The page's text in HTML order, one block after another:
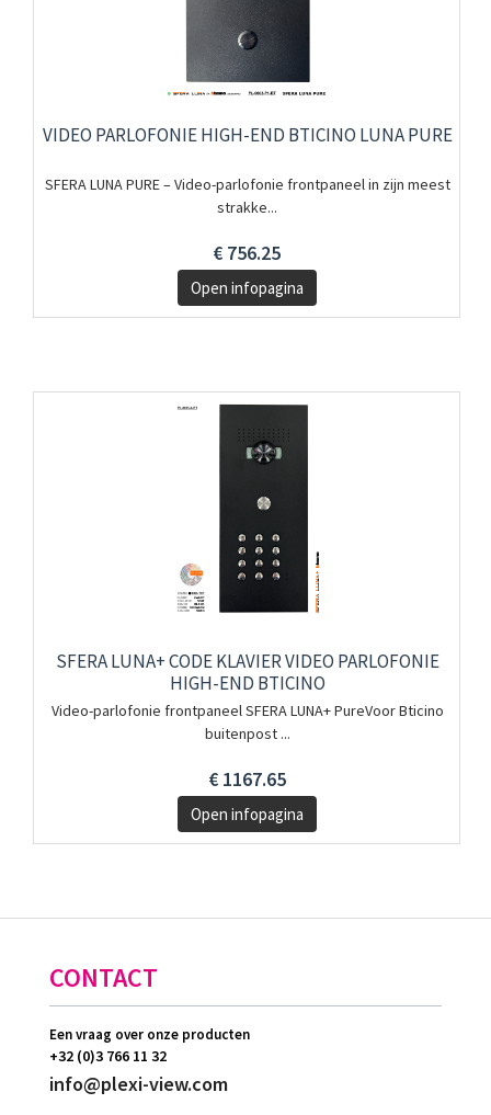
VIDEO PARLOFONIE HIGH-END BTICINO LUNA PURE
SFERA LUNA PURE – Video-parlofonie frontpaneel in zijn meest
strakke...
€ 756.25
Open infopagina
SFERA LUNA+ CODE KLAVIER VIDEO PARLOFONIE
HIGH-END BTICINO
Video-parlofonie frontpaneel SFERA LUNA+ PureVoor Bticino
buitenpost ...
€ 1167.65
Open infopagina
CONTACT
Een vraag over onze producten
+32 (0)3 766 11 32
info@plexi-view.com